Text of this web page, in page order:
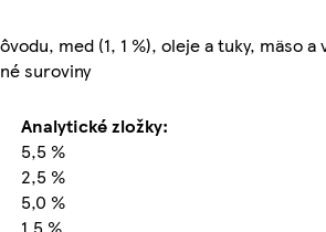
med (1, 1 %), oleje a tuky, mäso
suroviny
Analytické zložky:
5,5 %
2,5 %
5,0 %